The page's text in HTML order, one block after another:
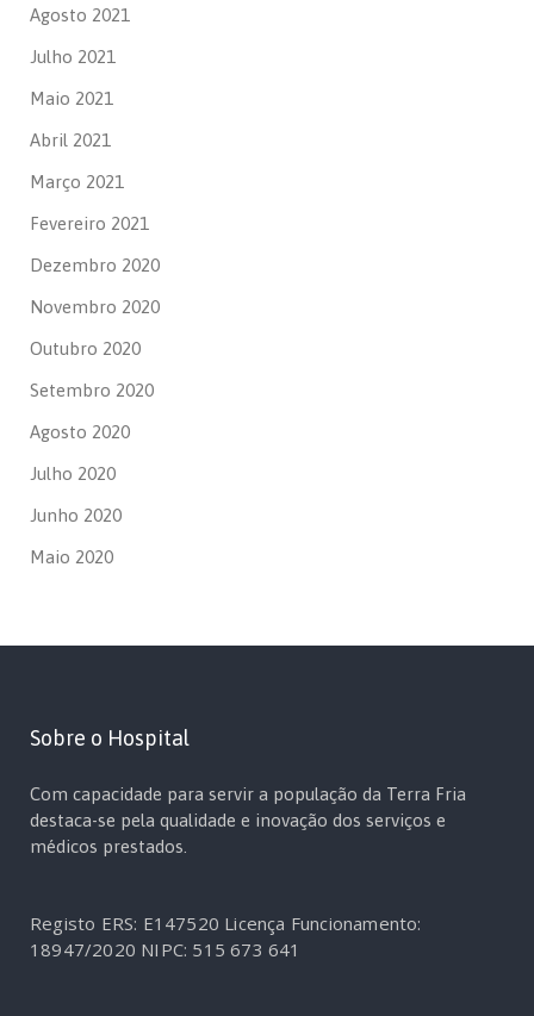
Agosto 2021
Julho 2021
Maio 2021
Abril 2021
Março 2021
Fevereiro 2021
Dezembro 2020
Novembro 2020
Outubro 2020
Setembro 2020
Agosto 2020
Julho 2020
Junho 2020
Maio 2020
Sobre o Hospital
Com capacidade para servir a população da Terra Fria
destaca-se pela qualidade e inovação dos serviços e
médicos prestados.
Registo ERS: E147520 Licença Funcionamento:
18947/2020 NIPC: 515 673 641